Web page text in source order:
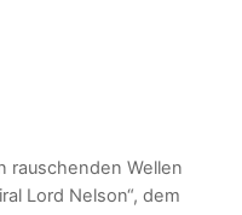
rauschenden Wellen
Lord Nelson“, dem